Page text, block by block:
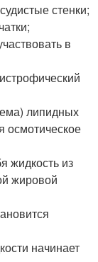
стенки;
в
липидных
осмотическое
жидкость из
жировой
начинает